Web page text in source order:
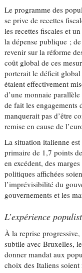
Le programme des
se prive de recettes
les recettes fiscales et
la dépense publique ;
revenir sur la réforme
coût global de ces
porterait le déficit global
étaient effectivement
d’une monnaie
de fait les
manquerait pas d’être
remise en cause de
La situation italienne est
primaire de 1,7 points
en excédent, des
politiques affichées
l’imprévisibilité du
gouvernements et les
L’expérience
À la reprise
subtile avec Bruxelles,
donner mandat aux
choix des Italiens